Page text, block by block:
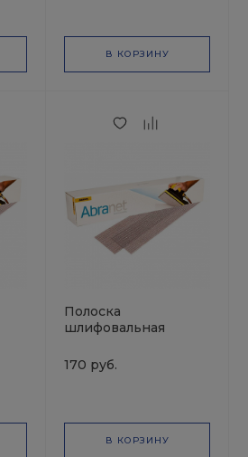
В КОРЗИНУ
Полоска
шлифовальная
P360 MIRKA
170 руб.
В КОРЗИНУ